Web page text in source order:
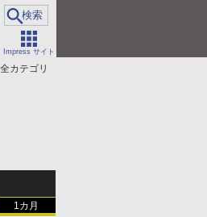
Impress サイト
全カテゴリ
1カ月